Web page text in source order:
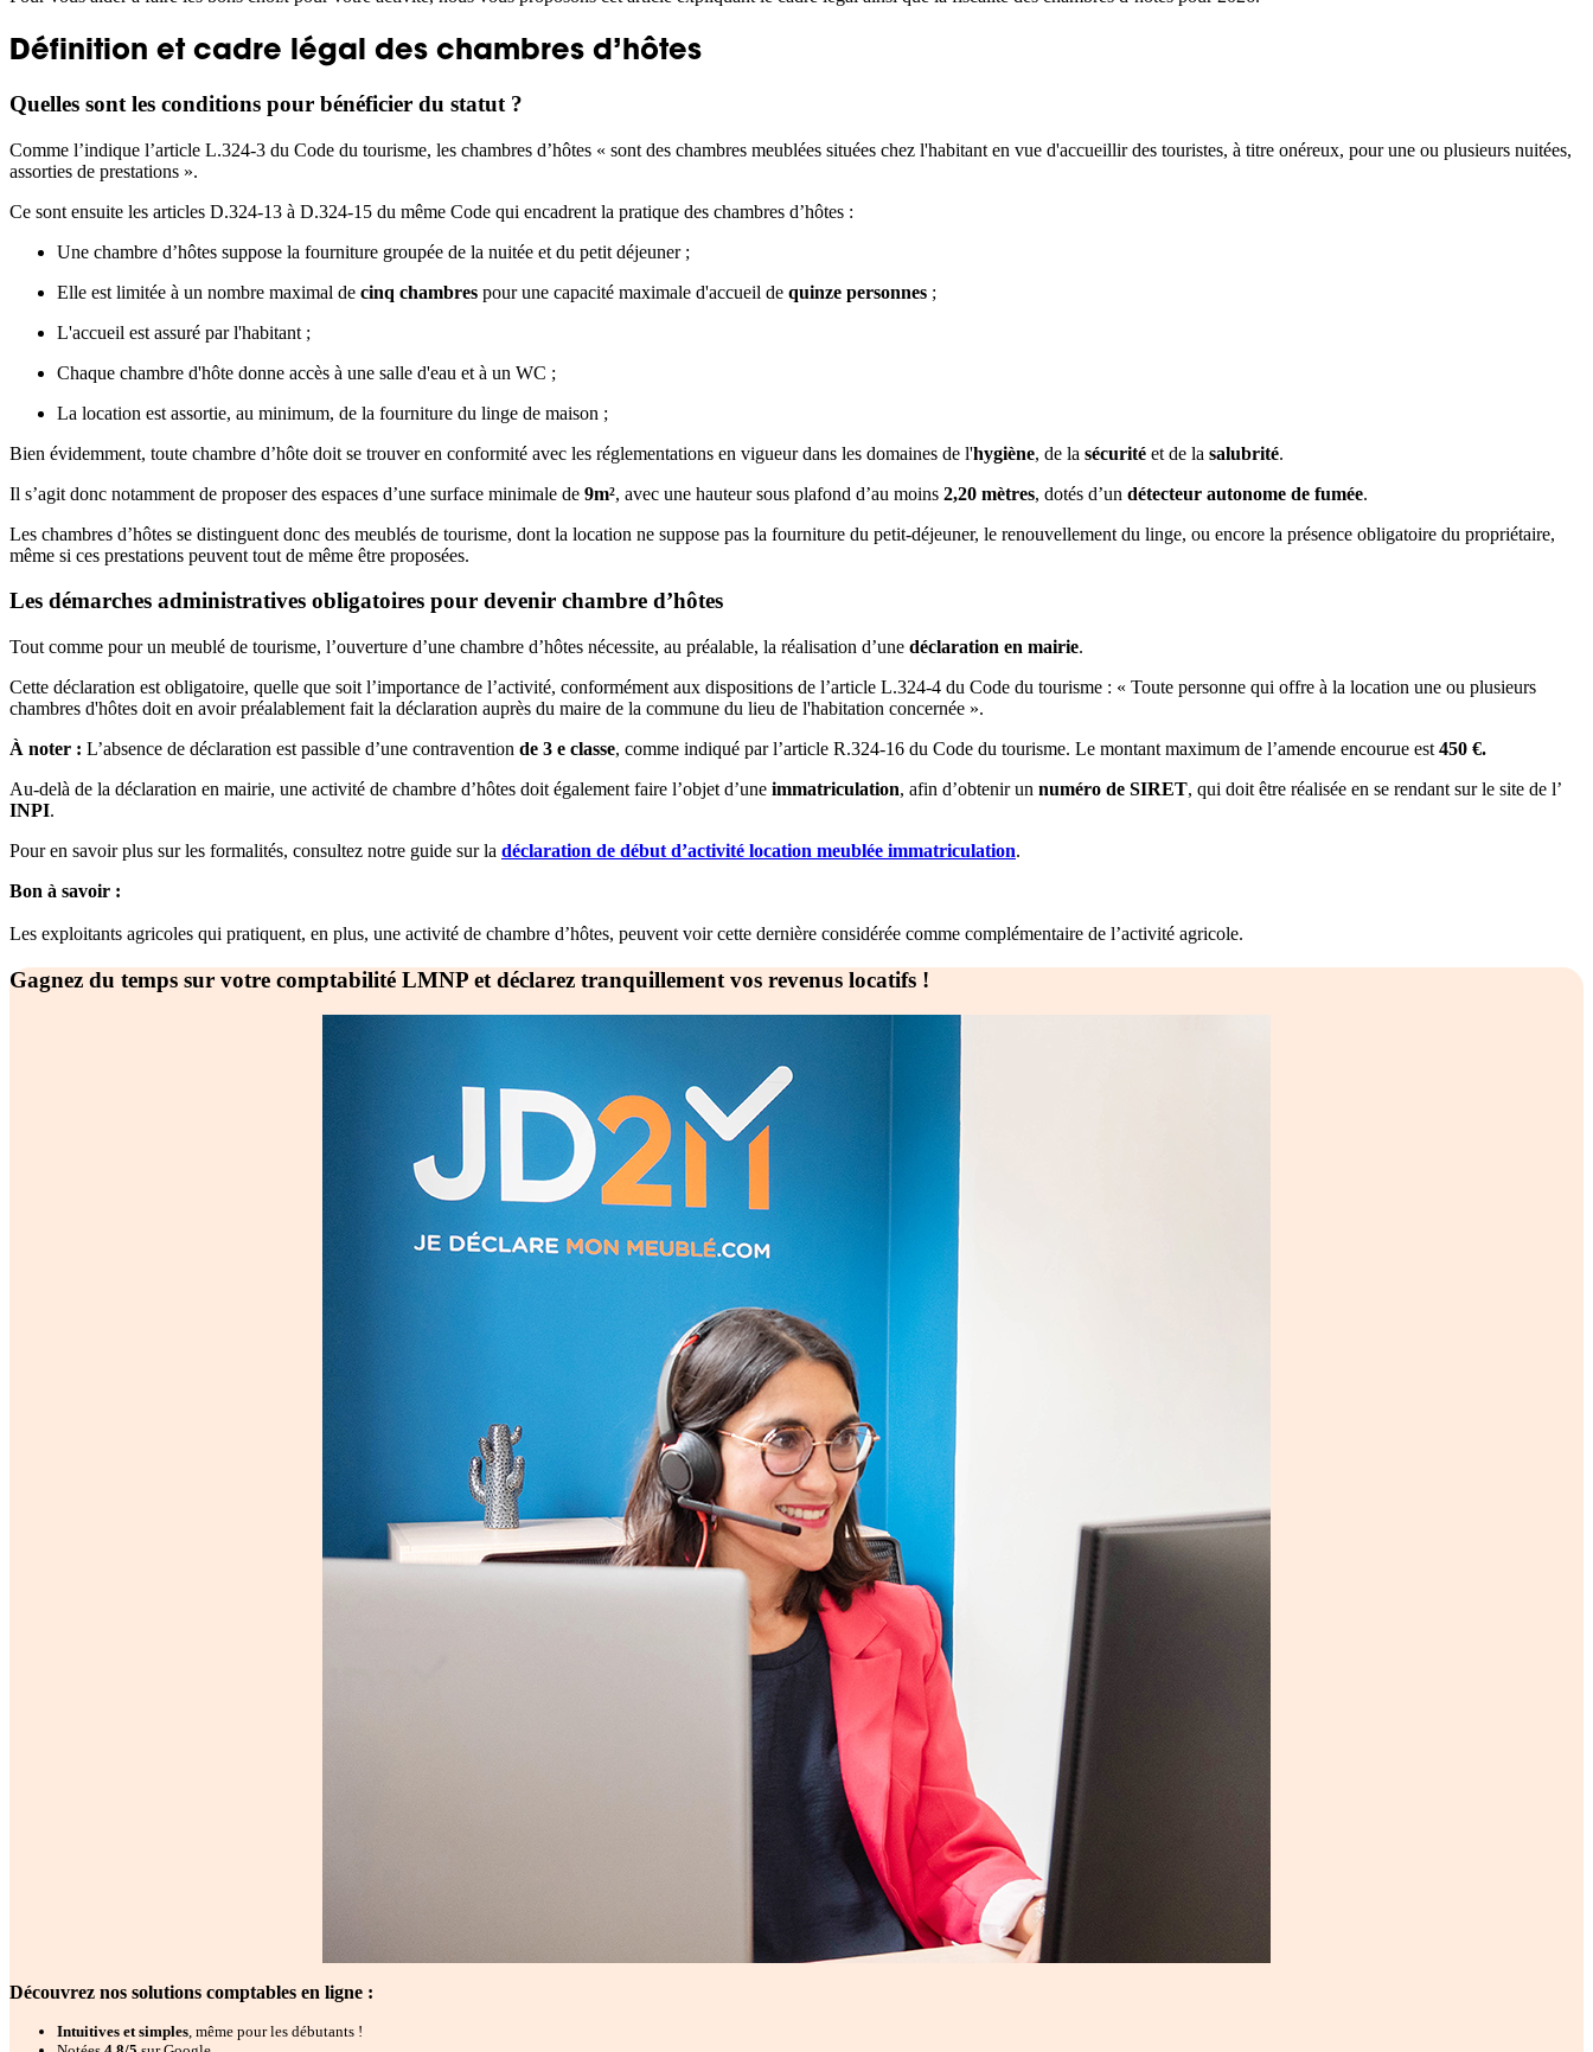
Définition et cadre légal des chambres d’hôtes
Quelles sont les conditions pour bénéficier du statut ?
Comme l’indique l’article L.324-3 du Code du tourisme, les chambres d’hôtes « sont des chambres meublées situées chez l'habitant en vue d'accueillir des touristes, à titre onéreux, pour une ou plusieurs nuitées,
assorties de prestations ».
Ce sont ensuite les articles D.324-13 à D.324-15 du même Code qui encadrent la pratique des chambres d’hôtes :
Une chambre d’hôtes suppose la fourniture groupée de la nuitée et du petit déjeuner ;
Elle est limitée à un nombre maximal de cinq chambres pour une capacité maximale d'accueil de quinze personnes ;
L'accueil est assuré par l'habitant ;
Chaque chambre d'hôte donne accès à une salle d'eau et à un WC ;
La location est assortie, au minimum, de la fourniture du linge de maison ;
Bien évidemment, toute chambre d’hôte doit se trouver en conformité avec les réglementations en vigueur dans les domaines de l'hygiène, de la sécurité et de la salubrité.
Il s’agit donc notamment de proposer des espaces d’une surface minimale de 9m², avec une hauteur sous plafond d’au moins 2,20 mètres, dotés d’un détecteur autonome de fumée.
Les chambres d’hôtes se distinguent donc des meublés de tourisme, dont la location ne suppose pas la fourniture du petit-déjeuner, le renouvellement du linge, ou encore la présence obligatoire du propriétaire,
même si ces prestations peuvent tout de même être proposées.
Les démarches administratives obligatoires pour devenir chambre d’hôtes
Tout comme pour un meublé de tourisme, l’ouverture d’une chambre d’hôtes nécessite, au préalable, la réalisation d’une déclaration en mairie.
Cette déclaration est obligatoire, quelle que soit l’importance de l’activité, conformément aux dispositions de l’article L.324-4 du Code du tourisme : « Toute personne qui offre à la location une ou plusieurs
chambres d'hôtes doit en avoir préalablement fait la déclaration auprès du maire de la commune du lieu de l'habitation concernée ».
À noter : L’absence de déclaration est passible d’une contravention de 3 e classe, comme indiqué par l’article R.324-16 du Code du tourisme. Le montant maximum de l’amende encourue est 450 €.
Au-delà de la déclaration en mairie, une activité de chambre d’hôtes doit également faire l’objet d’une immatriculation, afin d’obtenir un numéro de SIRET, qui doit être réalisée en se rendant sur le site de l’
INPI.
Pour en savoir plus sur les formalités, consultez notre guide sur la déclaration de début d’activité location meublée immatriculation.
Bon à savoir :
Les exploitants agricoles qui pratiquent, en plus, une activité de chambre d’hôtes, peuvent voir cette dernière considérée comme complémentaire de l’activité agricole.
Gagnez du temps sur votre comptabilité LMNP et déclarez tranquillement vos revenus locatifs !
Découvrez nos solutions comptables en ligne :
Intuitives et simples, même pour les débutants !